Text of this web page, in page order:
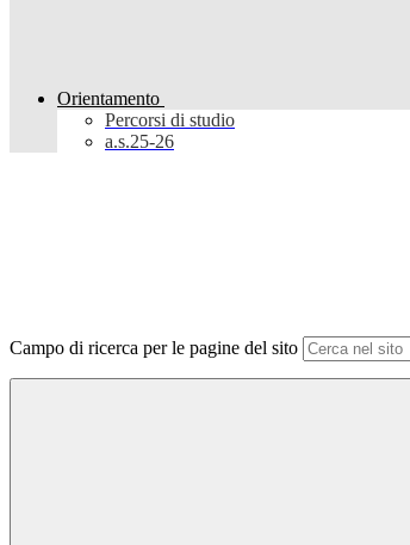
Orientamento
Percorsi di studio
a.s.25-26
Campo di ricerca per le pagine del sito